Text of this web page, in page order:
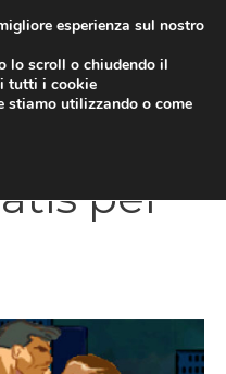
per
esperienza sul nostro
lo scroll o chiudendo il
tutti i cookie
stiamo utilizzando o come